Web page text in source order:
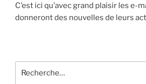
C’est ici qu’avec grand plaisir les e-
donneront des nouvelles de leurs
pour